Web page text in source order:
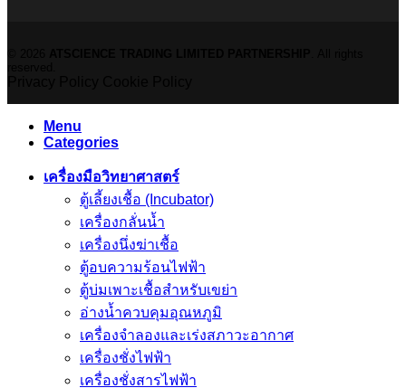
Menu
Categories
เครื่องมือวิทยาศาสตร์
ตู้เลี้ยงเชื้อ (Incubator)
เครื่องกลั่นน้ำ
เครื่องนึ่งฆ่าเชื้อ
ตู้อบความร้อนไฟฟ้า
ตู้บ่มเพาะเชื้อสำหรับเขย่า
อ่างน้ำควบคุมอุณหภูมิ
เครื่องจำลองและเร่งสภาวะอากาศ
เครื่องชั่งไฟฟ้า
เครื่องชั่งสารไฟฟ้า